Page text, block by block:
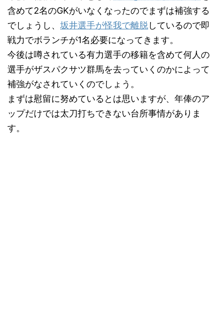
含めて2名のGKがいなくなったのでまずは補強する
でしょうし、 坂井選手が怪我で離脱しているので即
戦力でボランチが1名必要になってきます。
今後は噂されている有力選手の移籍を含めて何人の
選手がザスパクサツ群馬を去っていくのかによって
補強がなされていくのでしょう。
まずは慰留に努めているとは思いますが、年俸のア
ップだけでは太刀打ちできない台所事情がありま
す。